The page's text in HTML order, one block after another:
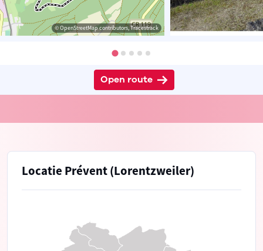
© OpenStreetMap contributors, Tracestrack
Open route
Locatie Prévent (Lorentzweiler)